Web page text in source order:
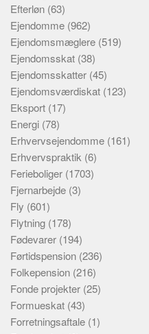
Efterløn (63)
Ejendomme (962)
Ejendomsmæglere (519)
Ejendomsskat (38)
Ejendomsskatter (45)
Ejendomsværdiskat (123)
Eksport (17)
Energi (78)
Erhvervsejendomme (161)
Erhvervspraktik (6)
Ferieboliger (1703)
Fjernarbejde (3)
Fly (601)
Flytning (178)
Fødevarer (194)
Førtidspension (236)
Folkepension (216)
Fonde projekter (25)
Formueskat (43)
Forretningsaftale (1)